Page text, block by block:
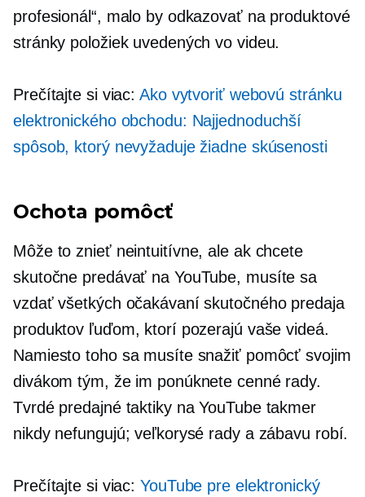
profesionál“, malo by odkazovať na produktové
stránky položiek uvedených vo videu.
Prečítajte si viac: Ako vytvoriť webovú stránku
elektronického obchodu: Najjednoduchší
spôsob, ktorý nevyžaduje žiadne skúsenosti
Ochota pomôcť
Môže to znieť neintuitívne, ale ak chcete
skutočne predávať na YouTube, musíte sa
vzdať všetkých očakávaní skutočného predaja
produktov ľuďom, ktorí pozerajú vaše videá.
Namiesto toho sa musíte snažiť pomôcť svojim
divákom tým, že im ponúknete cenné rady.
Tvrdé predajné taktiky na YouTube takmer
nikdy nefungujú; veľkorysé rady a zábavu robí.
Prečítajte si viac: YouTube pre elektronický